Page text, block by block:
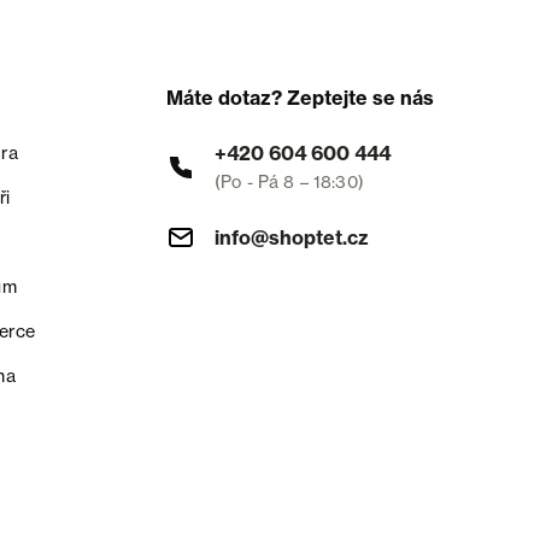
Máte dotaz? Zeptejte se nás
+420 604 600 444
(Po - Pá 8 – 18:30)
info@shoptet.cz